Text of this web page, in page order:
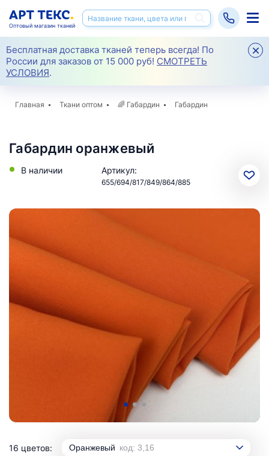
Бесплатная доставка тканей теперь всегда! По
России для заказов от 15 000 руб! СМОТРЕТЬ
УСЛОВИЯ.
Оптовый магазин тканей
Главная Ткани оптом 🌈 Габардин Габардин
Габардин оранжевый
В наличии Артикул:
655/694/817/849/864/885
16 цветов: Оранжевый код: 3,16